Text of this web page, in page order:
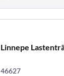
Linnepe
46627